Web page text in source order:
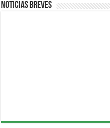
Noticias breves